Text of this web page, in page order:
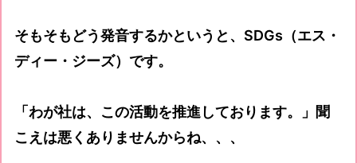
そもそもどう発音するかというと、SDGs（エス・
ディー・ジーズ）です。
「わが社は、この活動を推進しております。」聞
こえは悪くありませんからね、、、